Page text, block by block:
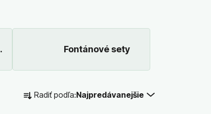
Fontánové sety
a Radiť podľa:Najpredávanejšie